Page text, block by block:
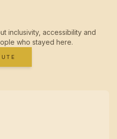
inclusivity, accessibility and
who stayed here.